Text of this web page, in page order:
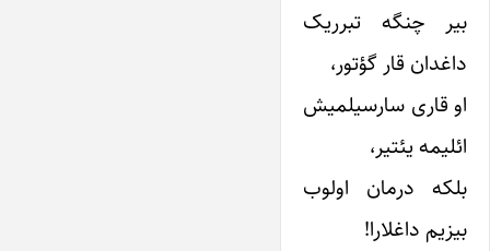
بیر چنگه تبرریک
داغدان قار گؤتور،
او قاری سارسیلمیش
ائلیمه یئتیر،
بلکه درمان اولوب
بیزیم داغلارا!